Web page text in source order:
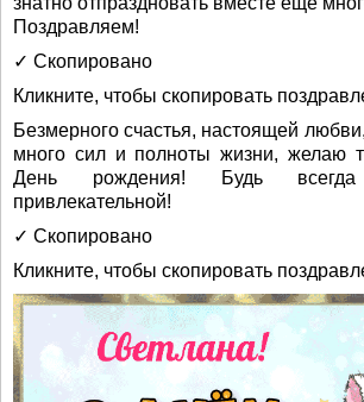
Поздравляем!
✓ Скопировано
Кликните, чтобы скопировать
Безмерного счастья, настоящей
много сил и полноты жизни, желаю
День рождения! Будь
привлекательной!
✓ Скопировано
Кликните, чтобы скопировать